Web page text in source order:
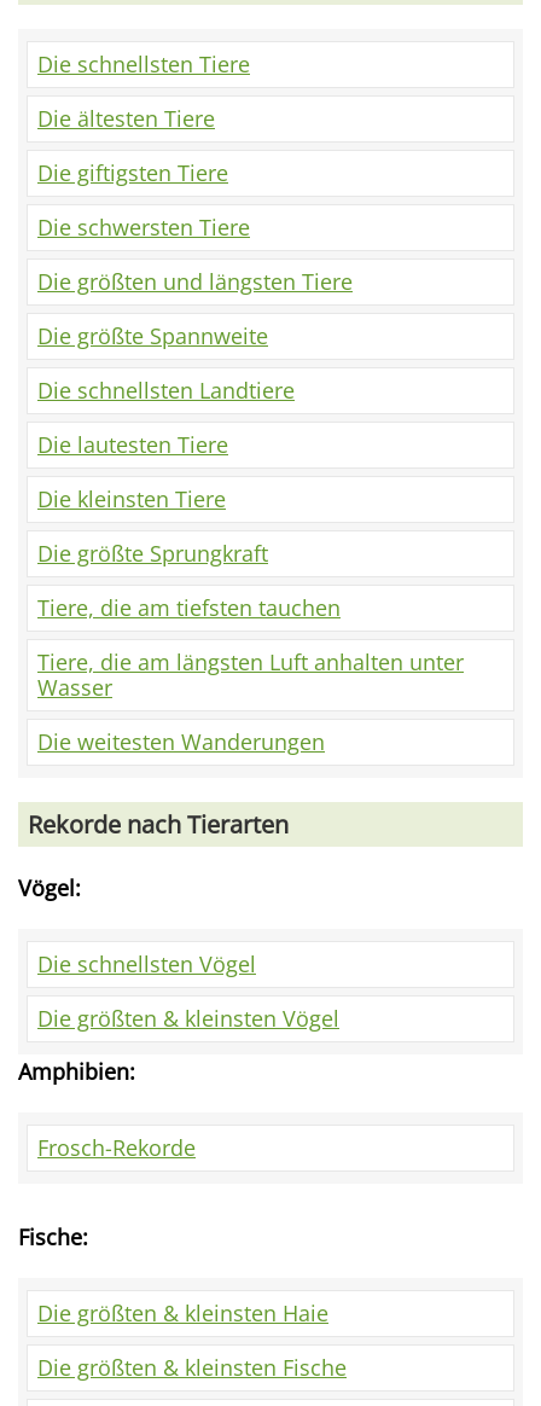
Die schnellsten Tiere
Die ältesten Tiere
Die giftigsten Tiere
Die schwersten Tiere
Die größten und längsten Tiere
Die größte Spannweite
Die schnellsten Landtiere
Die lautesten Tiere
Die kleinsten Tiere
Die größte Sprungkraft
Tiere, die am tiefsten tauchen
Tiere, die am längsten Luft anhalten unter
Wasser
Die weitesten Wanderungen
Rekorde nach Tierarten
Vögel:
Die schnellsten Vögel
Die größten & kleinsten Vögel
Amphibien:
Frosch-Rekorde
Fische:
Die größten & kleinsten Haie
Die größten & kleinsten Fische